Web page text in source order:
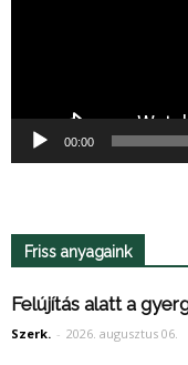
00:00
Friss anyagaink
Felújítás alatt a
Szerk. - 2026. augusztus 06.